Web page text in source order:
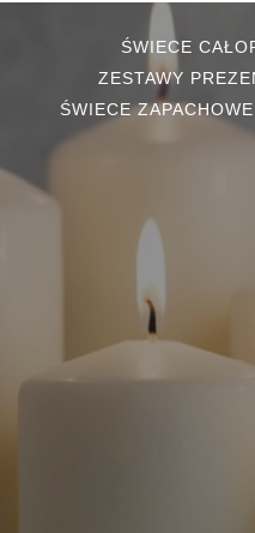
ŚWIECE
ZESTAWY
ŚWIECE